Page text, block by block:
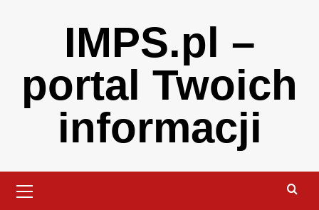
IMPS.pl –
portal Twoich
informacji
Menu